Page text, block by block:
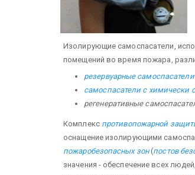
Изолирующие самоспасатели,
помещений во время пожара,
резервуарные
самоспасатели с химически
регенеративные
Комплекс противопожарной
оснащение изолирующими
пожаробезопасных зон(постов
значения - обеспечение всех